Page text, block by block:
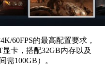
60FPS的最高配置要求，
卡，搭配32GB内存以及
需100GB）。